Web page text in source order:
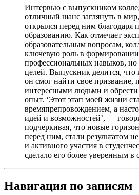
Интервью с выпускником
отличный шанс заглянуть в
открылся перед ним благодаря
образованию. Как отмечает
образовательным вопросам,
ключевую роль в формировании
профессиональных навыков,
целей. Выпускник делится, что
он смог найти свое призвание,
интересными людьми и
опыт. ‘Этот этап моей жизни
времяпрепровождением, а
идей и возможностей’, —
подчеркивая, что новые
перед ним, стали результатом
и активного участия в
сделало его более уверенным в
Навигация по записям